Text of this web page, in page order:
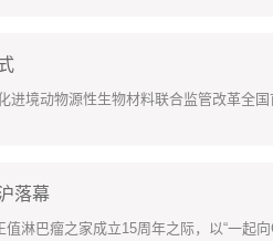
境动物源性生物材料联合监管改革全国
落幕
巴瘤之家成立15周年之际，以“一起向